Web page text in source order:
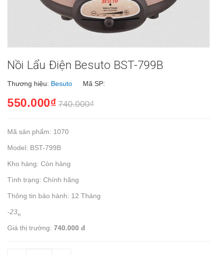
Nồi Lẩu Điện Besuto BST-799B
Thương hiệu: Besuto Mã SP:
550.000₫ 740.000₫
Mã sản phẩm: 1070
Model: BST-799B
Kho hàng: Còn hàng
Tình trạng: Chính hãng
Thông tin bảo hành: 12 Tháng
-23%
Giá thị trường: 740.000 đ